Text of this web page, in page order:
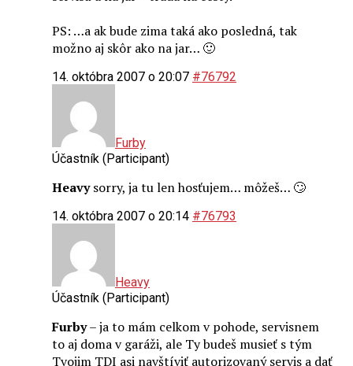
PS: …a ak bude zima taká ako posledná, tak
možno aj skôr ako na jar… 🙂
14. októbra 2007 o 20:07 #76792
Furby
Účastník (Participant)
Heavysorry, ja tu len hosťujem… môžeš… 🙄
14. októbra 2007 o 20:14 #76793
Heavy
Účastník (Participant)
Furby– ja to mám celkom v pohode, servisnem
to aj doma v garáži, ale Ty budeš musieť s tým
Tvojim TDI asi navštíviť autorizovaný servis a dať